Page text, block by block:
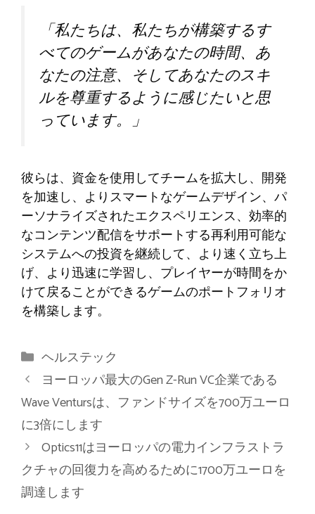
「私たちは、私たちが構築するす
べてのゲームがあなたの時間、あ
なたの注意、そしてあなたのスキ
ルを尊重するように感じたいと思
っています。」
彼らは、資金を使用してチームを拡大し、開発
を加速し、よりスマートなゲームデザイン、パ
ーソナライズされたエクスペリエンス、効率的
なコンテンツ配信をサポートする再利用可能な
システムへの投資を継続して、より速く立ち上
げ、より迅速に学習し、プレイヤーが時間をか
けて戻ることができるゲームのポートフォリオ
を構築します。
カ
テ
ゴ
リ
ー
ヘルステック
ヨーロッパ最大のGen Z-Run VC企業である
Wave Ventursは、ファンドサイズを700万ユーロ
に3倍にします
Optics11はヨーロッパの電力インフラストラ
クチャの回復力を高めるために1700万ユーロを
調達します